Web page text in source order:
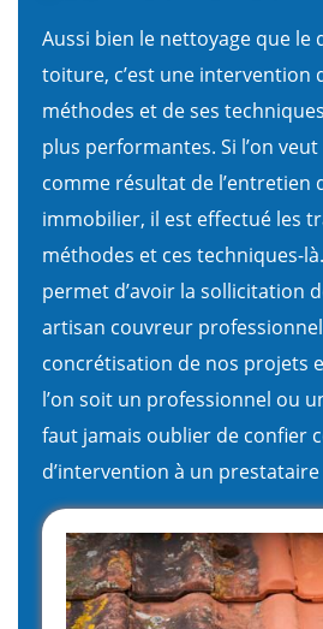
Aussi bien le nettoyage que le
toiture, c’est une intervention
méthodes et de ses
plus performantes. Si l’on
comme résultat de l’entretien
immobilier, il est effectué les
méthodes et ces techniques-
permet d’avoir la sollicitation
artisan couvreur
concrétisation de nos projets
l’on soit un professionnel ou
faut jamais oublier de confier
d’intervention à un